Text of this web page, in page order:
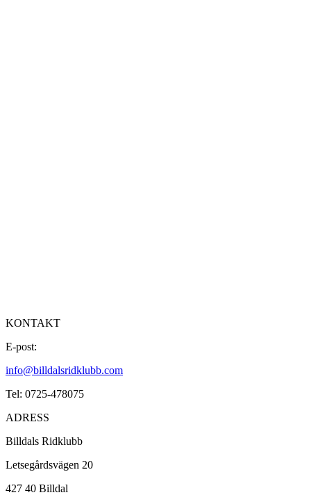
KONTAKT
E-post:
info@billdalsridklubb.com
Tel: 0725-478075
ADRESS
Billdals Ridklubb
Letsegårdsvägen 20
427 40 Billdal